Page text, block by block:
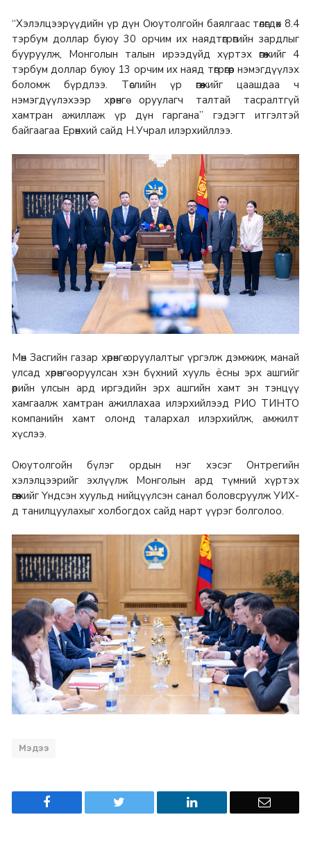
“Хэлэлцээрүүдийн үр дүн Оюутолгойн баялгаас төлөгдөх 8.4
тэрбум доллар буюу 30 орчим их наядтөгрөгийн зардлыг
бууруулж, Монголын талын ирээдүйд хүртэх өгөөжийг 4
тэрбум доллар буюу 13 орчим их наяд төгрөгөөр нэмэгдүүлэх
боломж бүрдлээ. Төслийн үр өгөөжийг цаашдаа ч
нэмэгдүүлэхээр хөрөнгө оруулагч талтай тасралтгүй
хамтран ажиллаж үр дүн гаргана” гэдэгт итгэлтэй
байгаагаа Ерөнхий сайд Н.Учрал илэрхийллээ.
Мөн Засгийн газар хөрөнгө оруулалтыг үргэлж дэмжиж, манай
улсад хөрөнгө оруулсан хэн бүхний хууль ёсны эрх ашгийг
өөрийн улсын ард иргэдийн эрх ашгийн хамт эн тэнцүү
хамгаалж хамтран ажиллахаа илэрхийлээд РИО ТИНТО
компанийн хамт олонд талархал илэрхийлж, амжилт
хүслээ.
Оюутолгойн бүлэг ордын нэг хэсэг Онтрегийн
хэлэлцээрийг эхлүүлж Монголын ард түмний хүртэх
өгөөжийг Үндсэн хуульд нийцүүлсэн санал боловсруулж УИХ-
д танилцуулахыг холбогдох сайд нарт үүрэг болголоо.
Мэдээ